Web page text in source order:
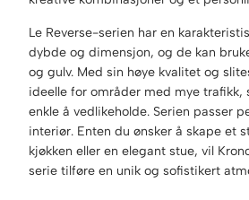
Le Reverse-serien har en
dybde og dimensjon, og de kan
og gulv. Med sin høye kvalitet og
ideelle for områder med mye
enkle å vedlikeholde. Serien passer
interiør. Enten du ønsker å skape et
kjøkken eller en elegant stue, vil
serie tilføre en unik og sofistikert